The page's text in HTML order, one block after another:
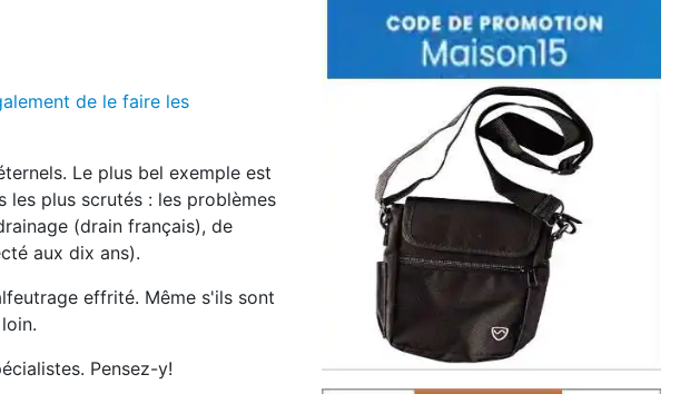
de le faire les
Le plus bel exemple est
les plus scrutés : les problèmes
(drain français), de
aux dix ans).
effrité. Même s'ils sont
Pensez-y!